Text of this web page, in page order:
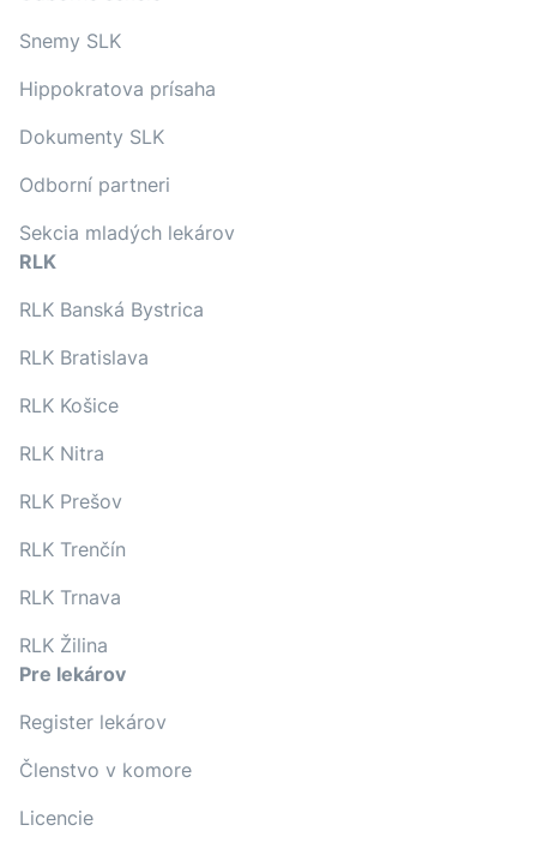
Snemy SLK
Hippokratova prísaha
Dokumenty SLK
Odborní partneri
Sekcia mladých lekárov
RLK
RLK Banská Bystrica
RLK Bratislava
RLK Košice
RLK Nitra
RLK Prešov
RLK Trenčín
RLK Trnava
RLK Žilina
Pre lekárov
Register lekárov
Členstvo v komore
Licencie